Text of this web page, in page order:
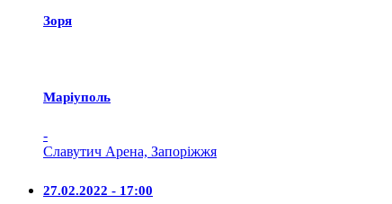
Зоря
Маріуполь
-
Славутич Арена, Запоріжжя
27.02.2022 - 17:00